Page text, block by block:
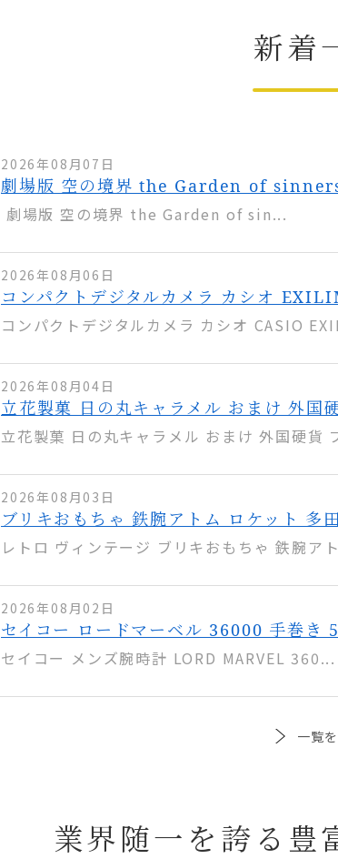
新着
2026年08月07日
劇場版 空の境界 the Garden of sinners
劇場版 空の境界 the Garden of sin...
2026年08月06日
コンパクトデジタルカメラ カシオ
コンパクトデジタルカメラ カシオ CASIO
2026年08月04日
立花製菓 日の丸キャラメル おまけ 外国
立花製菓 日の丸キャラメル おまけ 外国硬貨
2026年08月03日
ブリキおもちゃ 鉄腕アトム ロケット 多
レトロ ヴィンテージ ブリキおもちゃ 鉄腕ア
2026年08月02日
セイコー ロードマーベル 36000 手巻き
セイコー メンズ腕時計 LORD MARVEL 360...
一覧
業界随一を誇る豊